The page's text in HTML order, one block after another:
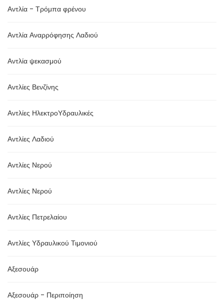
Αντλία - Τρόμπα φρένου
Αντλία Αναρρόφησης Λαδιού
Αντλία ψεκασμού
Αντλίες Βενζίνης
Αντλίες ΗλεκτροΥδραυλικές
Αντλίες Λαδιού
Αντλίες Νερού
Αντλίες Νερού
Αντλίες Πετρελαίου
Αντλίες Υδραυλικού Τιμονιού
Αξεσουάρ
Αξεσουάρ - Περιποίηση